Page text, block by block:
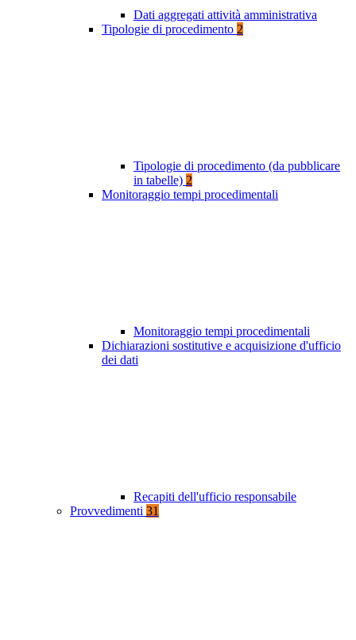
Dati aggregati attività amministrativa
Tipologie di procedimento 2
Tipologie di procedimento (da pubblicare
in tabelle) 2
Monitoraggio tempi procedimentali
Monitoraggio tempi procedimentali
Dichiarazioni sostitutive e acquisizione d'ufficio
dei dati
Recapiti dell'ufficio responsabile
Provvedimenti 31